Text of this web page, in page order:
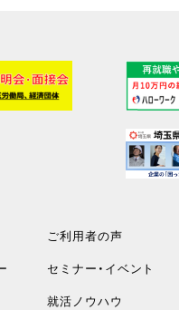
ご利用者の声
セミナー・イベント
就活ノウハウ